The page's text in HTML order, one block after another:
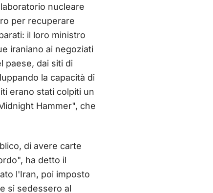
nucleare
per recuperare
il loro ministro
iraniano ai negoziati
paese, dai siti di
la capacità di
erano stati colpiti un
Hammer", che
di avere carte
ha detto il
l'Iran, poi imposto
si sedessero al